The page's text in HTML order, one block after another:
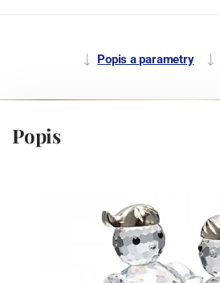
Popis a parametry
Popis